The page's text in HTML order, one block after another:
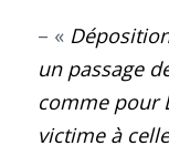
– «
un passage
comme pour
victime à